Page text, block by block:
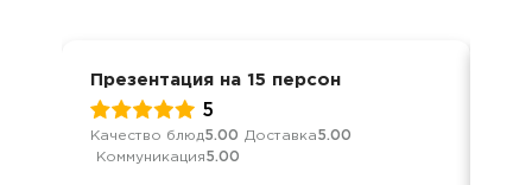
Презентация на 15 персон
5
Качество блюд5.00 Доставка5.00
Коммуникация5.00